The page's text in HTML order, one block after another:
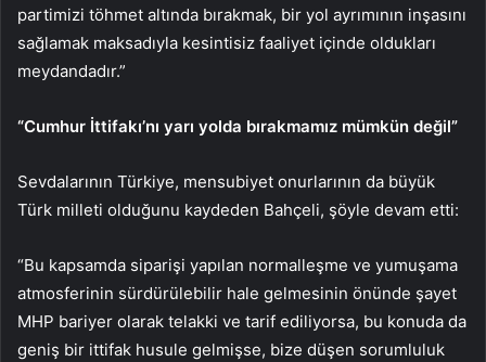
partimizi töhmet altında bırakmak, bir yol ayrımının inşasını
sağlamak maksadıyla kesintisiz faaliyet içinde oldukları
meydandadır.”
“Cumhur İttifakı’nı yarı yolda bırakmamız mümkün değil”
Sevdalarının Türkiye, mensubiyet onurlarının da büyük
Türk milleti olduğunu kaydeden Bahçeli, şöyle devam etti:
“Bu kapsamda siparişi yapılan normalleşme ve yumuşama
atmosferinin sürdürülebilir hale gelmesinin önünde şayet
MHP bariyer olarak telakki ve tarif ediliyorsa, bu konuda da
geniş bir ittifak husule gelmişse, bize düşen sorumluluk